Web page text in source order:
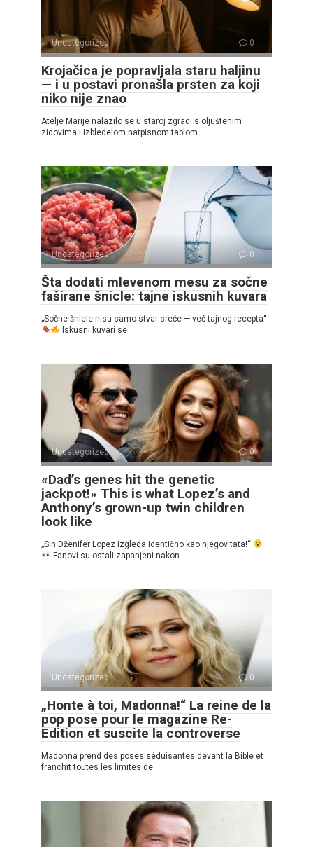
Uncategorized 0
Krojačica je popravljala staru haljinu
— i u postavi pronašla prsten za koji
niko nije znao
Atelje Marije nalazilo se u staroj zgradi s oljuštenim
zidovima i izbledelom natpisnom tablom.
Uncategorized 0
Šta dodati mlevenom mesu za sočne
faširane šnicle: tajne iskusnih kuvara
„Sočne šnicle nisu samo stvar sreće — već tajnog recepta“
Iskusni kuvari se
Uncategorized 0
«Dad’s genes hit the genetic
jackpot!» This is what Lopez’s and
Anthony’s grown-up twin children
look like
„Sin Dženifer Lopez izgleda identično kao njegov tata!“
Fanovi su ostali zapanjeni nakon
Uncategorized 0
„Honte à toi, Madonna!“ La reine de la
pop pose pour le magazine Re-
Edition et suscite la controverse
Madonna prend des poses séduisantes devant la Bible et
franchit toutes les limites de